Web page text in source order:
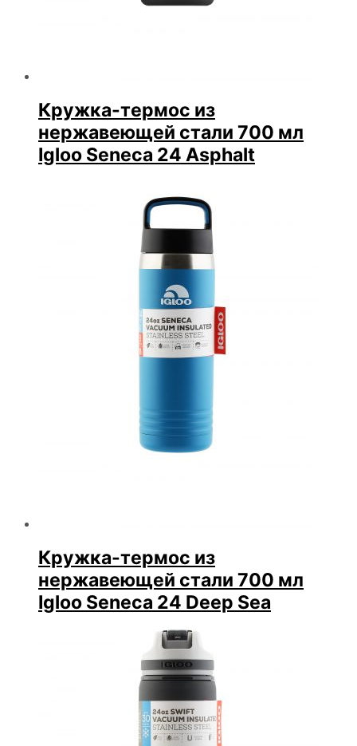
Кружка-термос из
нержавеющей стали 700 мл
Igloo Seneca 24 Asphalt
Кружка-термос из
нержавеющей стали 700 мл
Igloo Seneca 24 Deep Sea